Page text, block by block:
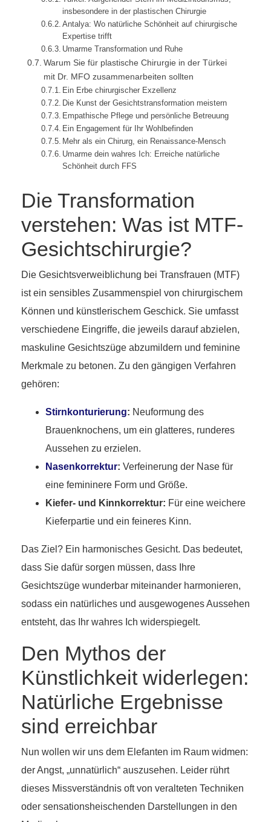
insbesondere in der plastischen Chirurgie
Antalya: Wo natürliche Schönheit auf chirurgische
Expertise trifft
Umarme Transformation und Ruhe
Warum Sie für plastische Chirurgie in der Türkei
mit Dr. MFO zusammenarbeiten sollten
Ein Erbe chirurgischer Exzellenz
Die Kunst der Gesichtstransformation meistern
Empathische Pflege und persönliche Betreuung
Ein Engagement für Ihr Wohlbefinden
Mehr als ein Chirurg, ein Renaissance-Mensch
Umarme dein wahres Ich: Erreiche natürliche
Schönheit durch FFS
Die Transformation
verstehen: Was ist MTF-
Gesichtschirurgie?
Die Gesichtsverweiblichung bei Transfrauen (MTF)
ist ein sensibles Zusammenspiel von chirurgischem
Können und künstlerischem Geschick. Sie umfasst
verschiedene Eingriffe, die jeweils darauf abzielen,
maskuline Gesichtszüge abzumildern und feminine
Merkmale zu betonen. Zu den gängigen Verfahren
gehören:
Stirnkonturierung: Neuformung des
Brauenknochens, um ein glatteres, runderes
Aussehen zu erzielen.
Nasenkorrektur: Verfeinerung der Nase für
eine femininere Form und Größe.
Kiefer- und Kinnkorrektur: Für eine weichere
Kieferpartie und ein feineres Kinn.
Das Ziel? Ein harmonisches Gesicht. Das bedeutet,
dass Sie dafür sorgen müssen, dass Ihre
Gesichtszüge wunderbar miteinander harmonieren,
sodass ein natürliches und ausgewogenes Aussehen
entsteht, das Ihr wahres Ich widerspiegelt.
Den Mythos der
Künstlichkeit widerlegen:
Natürliche Ergebnisse
sind erreichbar
Nun wollen wir uns dem Elefanten im Raum widmen:
der Angst, „unnatürlich“ auszusehen. Leider rührt
dieses Missverständnis oft von veralteten Techniken
oder sensationsheischenden Darstellungen in den